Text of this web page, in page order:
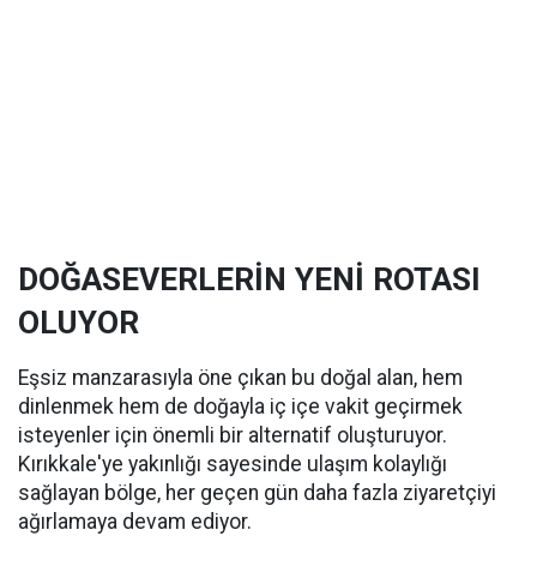
DOĞASEVERLERİN YENİ ROTASI
OLUYOR
Eşsiz manzarasıyla öne çıkan bu doğal alan, hem
dinlenmek hem de doğayla iç içe vakit geçirmek
isteyenler için önemli bir alternatif oluşturuyor.
Kırıkkale'ye yakınlığı sayesinde ulaşım kolaylığı
sağlayan bölge, her geçen gün daha fazla ziyaretçiyi
ağırlamaya devam ediyor.